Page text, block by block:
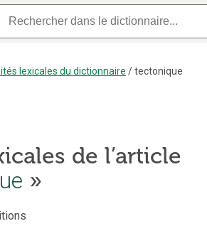
lexicales du dictionnaire /tectonique
de l’article
»